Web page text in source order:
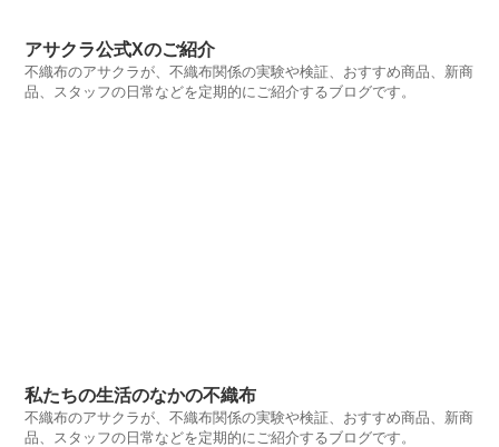
アサクラ公式Xのご紹介
不織布のアサクラが、不織布関係の実験や検証、おすすめ商品、新商
品、スタッフの日常などを定期的にご紹介するブログです。
私たちの生活のなかの不織布
不織布のアサクラが、不織布関係の実験や検証、おすすめ商品、新商
品、スタッフの日常などを定期的にご紹介するブログです。